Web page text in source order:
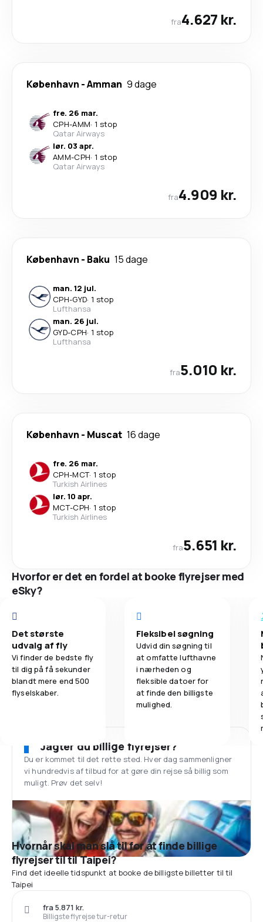
fra4.627 kr.
København -Amman 9 dage
fre. 26 mar.
CPH-AMM· 1 stop
Qatar Airways
lør. 03 apr.
AMM-CPH· 1 stop
Qatar Airways
fra4.909 kr.
København - Baku 15 dage
man. 12 jul.
CPH-GYD· 1 stop
Lufthansa
man. 26 jul.
GYD-CPH· 1 stop
Lufthansa
fra5.010 kr.
København - Muscat 16 dage
fre. 26 mar.
CPH-MCT· 1 stop
Turkish Airlines
lør. 10 apr.
MCT-CPH· 1 stop
Turkish Airlines
fra5.651 kr.
Hvorfor er det en fordel at booke flyrejser med
eSky?
Det største
udvalg af fly
Vi finder de bedste fly
til dig på få sekunder
blandt mere end 500
flyselskaber.
Fleksibel søgning
Udvid din søgning til
at omfatte lufthavne
i nærheden og
fleksible datoer for
at finde den billigste
mulighed.
Jagter du billige flyrejser?
Du er kommet til det rette sted. Hver dag sammenligner
vi hundredvis af tilbud for at gøre din rejse så billig som
muligt. Prøv det selv!
Hvornår skal man slå til for at finde billige
flyrejser til til Taipei?
Find det ideelle tidspunkt at booke de billigste billetter til til
Taipei
Billigste flyrejse tur-retur
fra 5.871 kr.